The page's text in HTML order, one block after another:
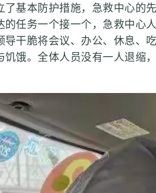
基本防护措施，急救中心的
任务一个接一个，急救中心
干脆将会议、办公、休息、
饿。全体人员没有一人退缩